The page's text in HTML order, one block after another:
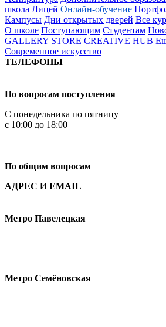
школа Лицей Онлайн-обучение
Кампусы Дни открытых дверей Все
О школе Поступающим Студентам
GALLERY STORE CREATIVE HUB
Современное искусство
ТЕЛЕФОНЫ
По вопросам поступления
С понедельника по пятницу
с 10:00 до 18:00
По общим вопросам
АДРЕС И EMAIL
Метро Павелецкая
Метро Семёновская